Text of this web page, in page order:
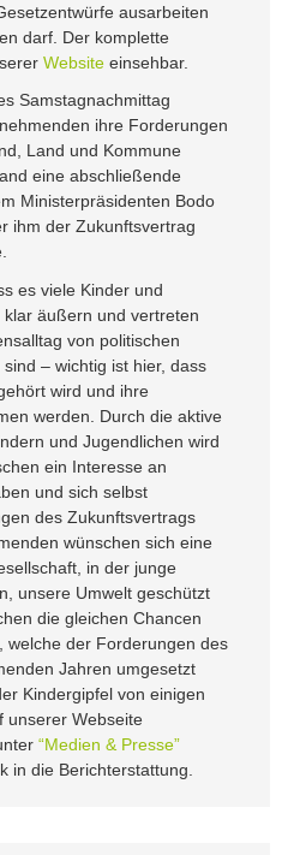
ausarbeiten
darf. Der komplette
Website einsehbar.
Samstagnachmittag
ihre Forderungen
Land und Kommune
eine abschließende
Ministerpräsidenten Bodo
ihm der Zukunftsvertrag
es viele Kinder und
äußern und vertreten
von politischen
– wichtig ist hier, dass
wird und ihre
werden. Durch die aktive
und Jugendlichen wird
ein Interesse an
und sich selbst
des Zukunftsvertrags
wünschen sich eine
in der junge
unsere Umwelt geschützt
die gleichen Chancen
welche der Forderungen des
Jahren umgesetzt
Kindergipfel von einigen
unserer Webseite
“Medien & Presse”
in die Berichterstattung.